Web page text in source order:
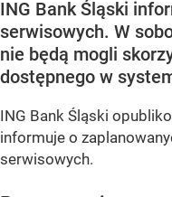
ING Bank Śląski
serwisowych. W
nie będą mogli
dostępnego w
ING Bank Śląski
informuje o
serwisowych.